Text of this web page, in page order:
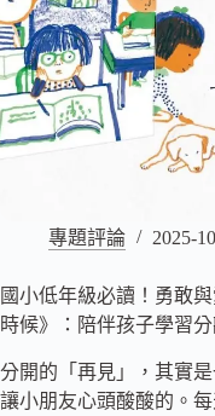
專題評論 2025-
國小低年級必讀！勇敢
時候》：陪伴孩子學習
分開的「再見」，其實
讓小朋友心頭酸酸的。